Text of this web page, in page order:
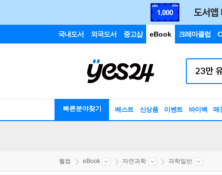
국내도서 외국도서 중고샵 eBook 크레마클럽
빠른분야찾기 베스트 신상품 이벤트 바이백 매
웰컴 eBook 자연과학 과학일반